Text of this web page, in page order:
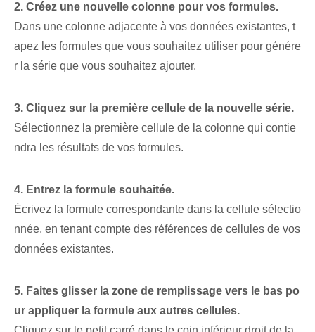
2. Créez une nouvelle colonne pour vos formules.
Dans une colonne adjacente à vos données existantes, t
apez les formules que vous souhaitez utiliser pour génére
r la série que vous souhaitez ajouter.
3. Cliquez sur la première cellule de la nouvelle série.
Sélectionnez la première cellule de la colonne qui contie
ndra les résultats de vos formules.
4. Entrez la formule souhaitée.
Écrivez la formule correspondante dans la cellule sélectio
nnée, en tenant compte des références de cellules de vos
données existantes.
5. Faites glisser la zone de remplissage vers le bas po
ur appliquer la formule aux autres cellules.